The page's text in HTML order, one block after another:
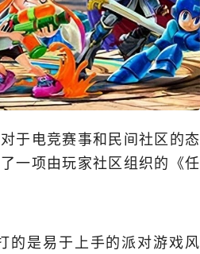
于电竞赛事和民间社区的态
一项由玩家社区组织的《任
的是易于上手的派对游戏风